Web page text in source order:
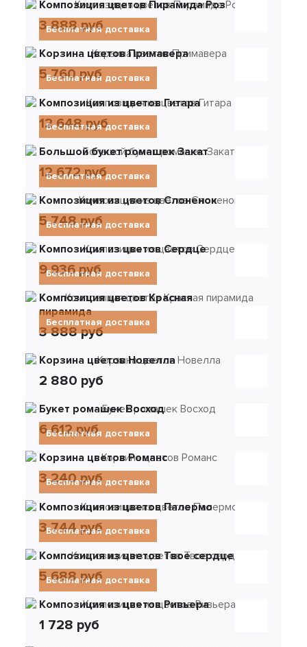
Бесплатная доставка
Композиция цветов Пирамида Роз
3 888 руб
Бесплатная доставка
Корзина цветов Примавера
5 760 руб
Бесплатная доставка
Композиция из цветов Гитара
12 648 руб
Бесплатная доставка
Большой букет ромашек Закат
12 672 руб
Бесплатная доставка
Композиция из цветов Слоненок
5 748 руб
Бесплатная доставка
Композиция из цветов Сердце
9 936 руб
Бесплатная доставка
Композиция цветов Красная
пирамида
3 888 руб
Корзина цветов Новелла
2 880 руб
Бесплатная доставка
Букет ромашек Восход
6 612 руб
Бесплатная доставка
Корзина цветов Романс
3 240 руб
Бесплатная доставка
Композиция из цветов Палермо
3 744 руб
Бесплатная доставка
Композиция из цветов Твое сердце
5 688 руб
Композиция из цветов Ривьера
1 728 руб